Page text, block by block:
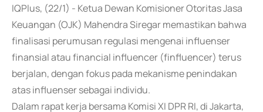
IQPlus, (22/1) - Ketua Dewan Komisioner Otoritas Jasa
Keuangan (OJK) Mahendra Siregar memastikan bahwa
finalisasi perumusan regulasi mengenai influenser
finansial atau financial influencer (finfluencer) terus
berjalan, dengan fokus pada mekanisme penindakan
atas influenser sebagai individu.
Dalam rapat kerja bersama Komisi XI DPR RI, di Jakarta,